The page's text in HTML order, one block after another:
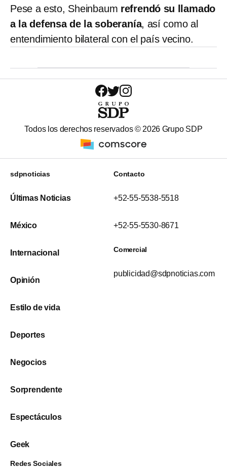
Pese a esto, Sheinbaum refrendó su llamado
a la defensa de la soberanía, así como al
entendimiento bilateral con el país vecino.
Todos los derechos reservados © 2026 Grupo SDP
sdpnoticias
Últimas Noticias
México
Internacional
Opinión
Estilo de vida
Deportes
Negocios
Sorprendente
Espectáculos
Geek
Contacto
+52-55-5538-5518
+52-55-5530-8671
Comercial
publicidad@sdpnoticias.com
Redes Sociales